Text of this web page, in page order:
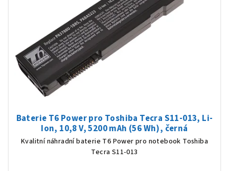
Baterie T6 Power pro Toshiba Tecra S11-013, Li-
Ion, 10,8 V, 5200 mAh (56 Wh), černá
Kvalitní náhradní baterie T6 Power pro notebook Toshiba
Tecra S11-013